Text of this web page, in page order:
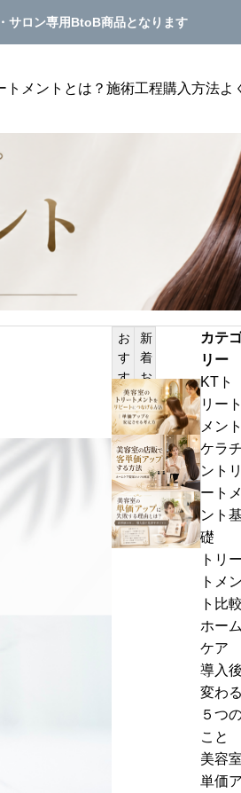
サロン専用BtoB商品となります
トメントとは？ 施術工程購入方法よ
美容室の単価アップにつながるカウンセ
グ方法｜トリートメント提案が自然にな
PILATES
テキスト。サンプルテキスト。
お
す
す
め
記
事
新
着
お
知
ら
せ
美
室
改
善
メ
ニ
ー
の
価
定
｜
美
容
室
の
店
販
で
客
単
価
ア
ッ
プ
す
る
方
美
容
室
の
単
価
ア
ッ
プ
に
失
敗
す
カテ
リー
KTト
リート
メント
ケラチ
ントリ
ートメ
ント基
礎
トリー
トメン
ト比較
ホーム
ケア
導入後
変わる
５つ
こと
美容室
単価ア